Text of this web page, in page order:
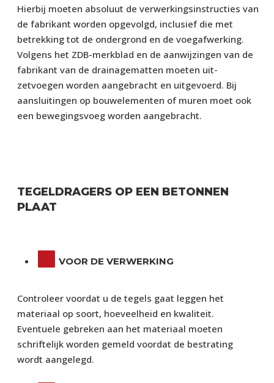
Hierbij moeten absoluut de verwerkingsinstructies van
de fabrikant worden opgevolgd, inclusief die met
betrekking tot de ondergrond en de voegafwerking.
Volgens het ZDB-merkblad en de aanwijzingen van de
fabrikant van de drainagematten moeten uit-
zetvoegen worden aangebracht en uitgevoerd. Bij
aansluitingen op bouwelementen of muren moet ook
een bewegingsvoeg worden aangebracht.
TEGELDRAGERS OP EEN BETONNEN
PLAAT
VOOR DE VERWERKING
Controleer voordat u de tegels gaat leggen het
materiaal op soort, hoeveelheid en kwaliteit.
Eventuele gebreken aan het materiaal moeten
schriftelijk worden gemeld voordat de bestrating
wordt aangelegd.